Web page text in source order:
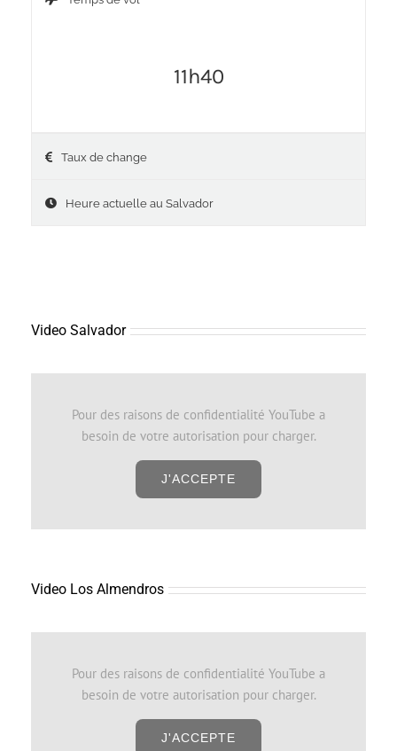
11h40
Taux de change
Heure actuelle au Salvador
Video Salvador
Pour des raisons de confidentialité YouTube a
besoin de votre autorisation pour charger.
J'ACCEPTE
Video Los Almendros
Pour des raisons de confidentialité YouTube a
besoin de votre autorisation pour charger.
J'ACCEPTE